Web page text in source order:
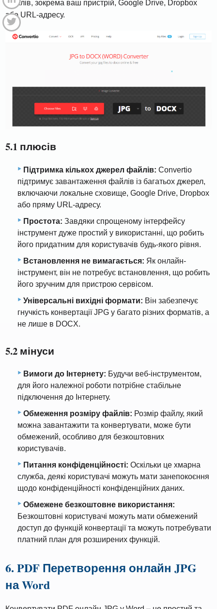
файлів, зокрема ваш пристрій, Google Drive, Dropbox
або URL-адресу.
5.1 плюсів
Підтримка кількох джерел файлів: Convertio
підтримує завантаження файлів із багатьох джерел,
включаючи локальне сховище, Google Drive, Dropbox
або пряму URL-адресу.
Простота: Завдяки спрощеному інтерфейсу
інструмент дуже простий у використанні, що робить
його придатним для користувачів будь-якого рівня.
Встановлення не вимагається: Як онлайн-
інструмент, він не потребує встановлення, що робить
його зручним для пристрою сервісом.
Універсальні вихідні формати: Він забезпечує
гнучкість конвертації JPG у багато різних форматів, а
не лише в DOCX.
5.2 мінуси
Вимоги до Інтернету: Будучи веб-інструментом,
для його належної роботи потрібне стабільне
підключення до Інтернету.
Обмеження розміру файлів: Розмір файлу, який
можна завантажити та конвертувати, може бути
обмежений, особливо для безкоштовних
користувачів.
Питання конфіденційності: Оскільки це хмарна
служба, деякі користувачі можуть мати занепокоєння
щодо конфіденційності конфіденційних даних.
Обмежене безкоштовне використання:
Безкоштовні користувачі можуть мати обмежений
доступ до функцій конвертації та можуть потребувати
платний план для розширених функцій.
6. PDF Перетворення онлайн JPG
на Word